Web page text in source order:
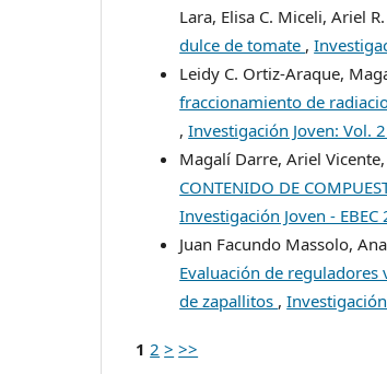
Lara, Elisa C. Miceli, Ariel
dulce de tomate ,
Leidy C. Ortiz-Araque,
fraccionamiento de
,Investigación Joven: Vol.
Magalí Darre, Ariel
CONTENIDO DE
Investigación Joven - EBEC
Juan Facundo Massolo,
Evaluación de
de zapallitos ,
1 2 > >>